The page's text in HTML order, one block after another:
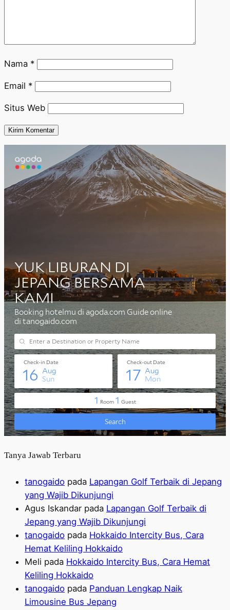
Nama *
Email *
Situs Web
Tanya Jawab Terbaru
tanogaido pada Lapangan Golf Terbaik di Jepang
yang Wajib Dikunjungi
Agus Iskandar pada Lapangan Golf Terbaik di
Jepang yang Wajib Dikunjungi
tanogaido pada Hokkaido Intercity Bus, Cara
Hemat Keliling Hokkaido
Meli pada Hokkaido Intercity Bus, Cara Hemat
Keliling Hokkaido
tanogaido pada Panduan Lengkap Naik
Limousine Bus Jepang